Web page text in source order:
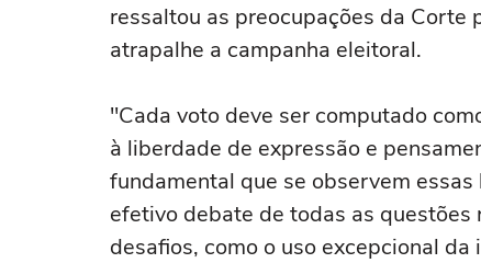
ressaltou as preocupações da
atrapalhe a campanha eleitoral.
"Cada voto deve ser computado
à liberdade de expressão e
fundamental que se observem
efetivo debate de todas as
desafios, como o uso excepcional